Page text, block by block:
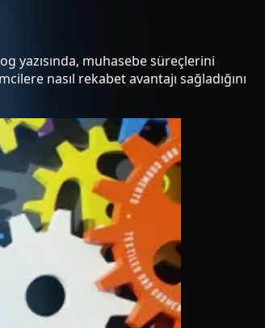
yazısında, muhasebe süreçlerini
nasıl rekabet avantajı sağladığını